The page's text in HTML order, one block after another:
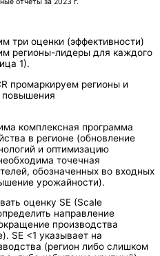
три оценки (эффективности)
регионы-лидеры для каждого
1).
промаркируем регионы и
повышения
комплексная программа
в регионе (обновление
и оптимизацию
точечная
обозначенных во входных
урожайности).
оценку SE (Scale
направление
производства
SE <1 указывает на
(регион либо слишком